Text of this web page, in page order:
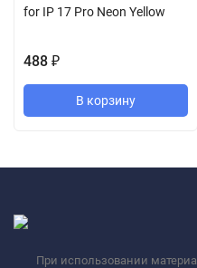
for IP 17 Pro Neon Yellow
488 ₽
В корзину
При использовании